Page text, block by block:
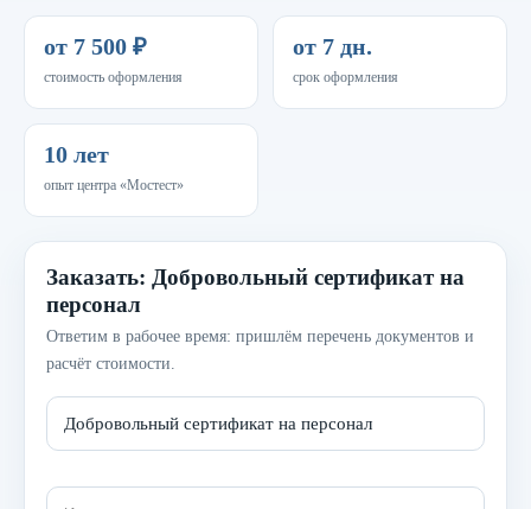
от 7 500 ₽
стоимость оформления
от 7 дн.
срок оформления
10 лет
опыт центра «Мостест»
Заказать: Добровольный сертификат на
персонал
Ответим в рабочее время: пришлём перечень документов и
расчёт стоимости.